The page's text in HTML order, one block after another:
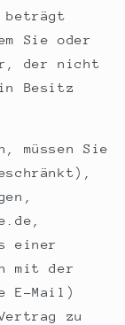
Sie oder
der nicht
Besitz
müssen Sie
einer
mit der
E-Mail)
zu